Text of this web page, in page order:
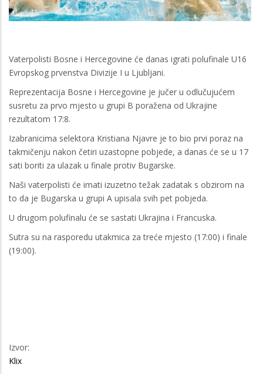
Vaterpolisti Bosne i Hercegovine će danas igrati polufinale U16
Evropskog prvenstva Divizije I u Ljubljani.
Reprezentacija Bosne i Hercegovine je jučer u odlučujućem
susretu za prvo mjesto u grupi B poražena od Ukrajine
rezultatom 17:8.
Izabranicima selektora Kristiana Njavre je to bio prvi poraz na
takmičenju nakon četiri uzastopne pobjede, a danas će se u 17
sati boriti za ulazak u finale protiv Bugarske.
Naši vaterpolisti će imati izuzetno težak zadatak s obzirom na
to da je Bugarska u grupi A upisala svih pet pobjeda.
U drugom polufinalu će se sastati Ukrajina i Francuska.
Sutra su na rasporedu utakmica za treće mjesto (17:00) i finale
(19:00).
Izvor:
Klix